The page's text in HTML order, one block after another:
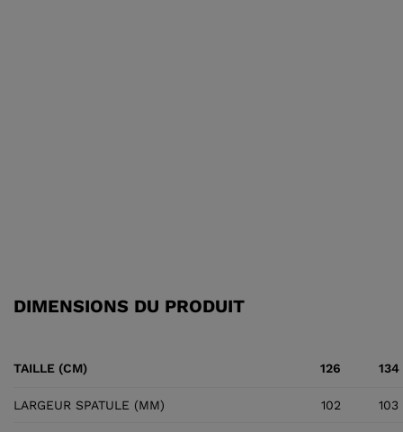
DIMENSIONS DU PRODUIT
TAILLE (CM) 126 134
LARGEUR SPATULE (MM) 102 103